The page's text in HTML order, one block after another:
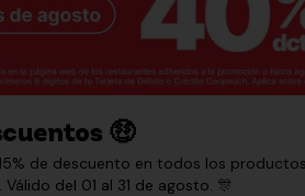
🤑
de descuento en todos los
del 01 al 31 de agosto. 🎊